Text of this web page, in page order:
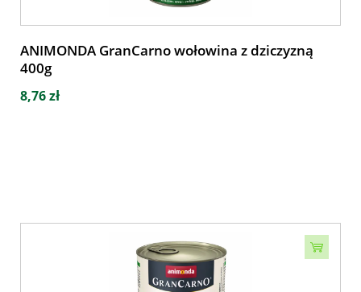
ANIMONDA GranCarno wołowina z dziczyzną
400g
8,76 zł